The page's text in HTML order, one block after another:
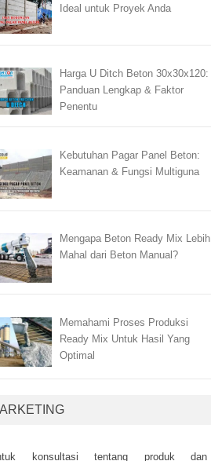
Ideal untuk Proyek Anda
Harga U Ditch Beton 30x30x120:
Panduan Lengkap & Faktor
Penentu
Kebutuhan Pagar Panel Beton:
Keamanan & Fungsi Multiguna
Mengapa Beton Ready Mix Lebih
Mahal dari Beton Manual?
Memahami Proses Produksi
Ready Mix Untuk Hasil Yang
Optimal
kоnsultаsі tеntаng рrоduk dаn